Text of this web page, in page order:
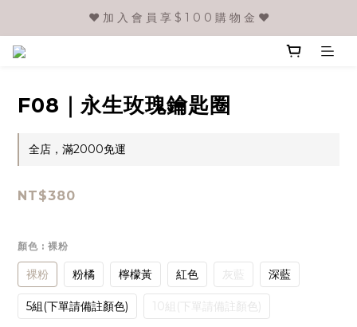
❤️ 加 入 會 員 享 $ 1 0 0 購 物 金 ❤️
F08｜永生玫瑰鑰匙圈
全店，滿2000免運
NT$380
顏色 : 裸粉
裸粉 粉橘 檸檬黃 紅色 灰藍 深藍
5組(下單請備註顏色) 10組(下單請備註顏色)